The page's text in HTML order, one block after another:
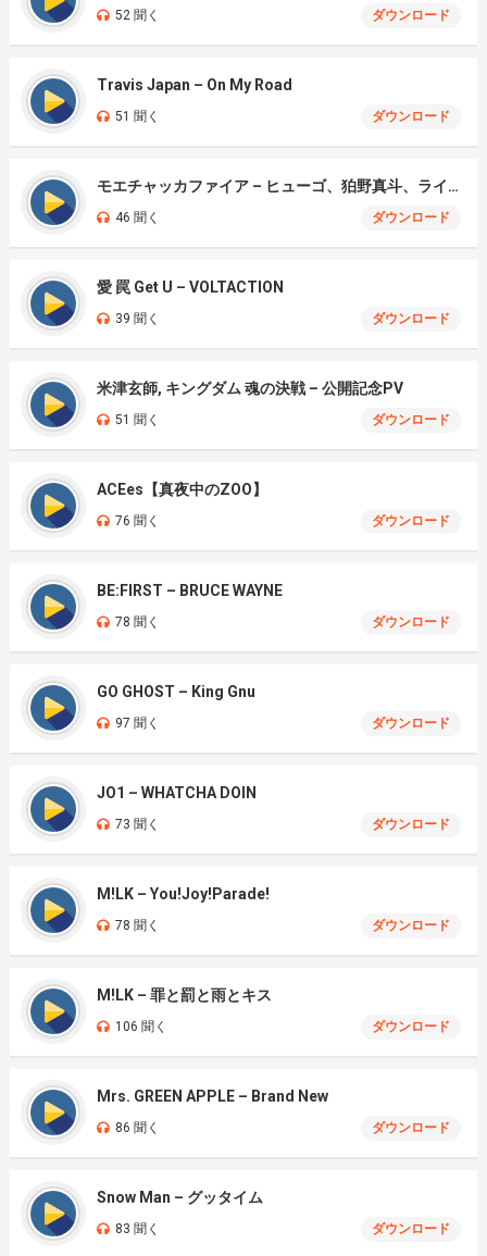
52 聞く ダウンロード
Travis Japan – On My Road
51 聞く ダウンロード
モエチャッカファイア – ヒューゴ、狛野真斗、ライト、セヴェリアン (Cover )
46 聞く ダウンロード
愛 罠 Get U – VOLTACTION
39 聞く ダウンロード
米津玄師, キングダム 魂の決戦 – 公開記念PV
51 聞く ダウンロード
ACEes【真夜中のZOO】
76 聞く ダウンロード
BE:FIRST – BRUCE WAYNE
78 聞く ダウンロード
GO GHOST – King Gnu
97 聞く ダウンロード
JO1 – WHATCHA DOIN
73 聞く ダウンロード
M!LK – You!Joy!Parade!
78 聞く ダウンロード
M!LK – 罪と罰と雨とキス
106 聞く ダウンロード
Mrs. GREEN APPLE – Brand New
86 聞く ダウンロード
Snow Man – グッタイム
83 聞く ダウンロード